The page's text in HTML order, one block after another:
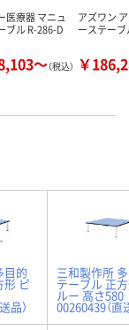
医療器 マニュ
ブル R-286-D
～（税込）
アズワン
ーステーブ
￥
目的
形 ピ
品）
三和製作所
テーブル 正
ルー 高さ580
00260439（直